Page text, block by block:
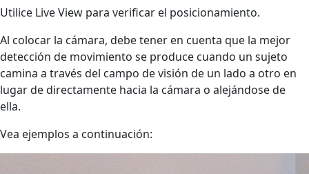
Utilice Live View para verificar el posicionamiento.
Al colocar la cámara, debe tener en cuenta que la mejor
detección de movimiento se produce cuando un sujeto
camina a través del campo de visión de un lado a otro en
lugar de directamente hacia la cámara o alejándose de
ella.
Vea ejemplos a continuación: